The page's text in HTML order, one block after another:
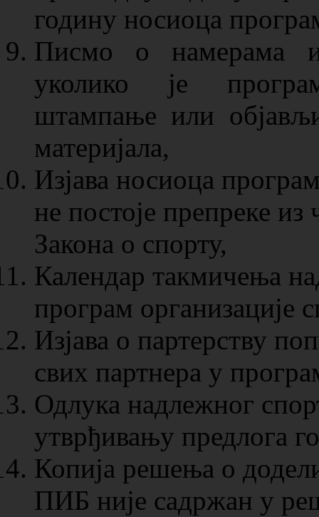
годину носиоца
Писмо о намерама
уколико је
штампање или
материјала,
Изјава носиоца
не постоје препреке
Закона о спорту,
Календар такмичења
програм организације
Изјава о партерству
свих партнера у
Одлука надлежног
утврђивању предлога
Копија решења о
ПИБ није садржан у